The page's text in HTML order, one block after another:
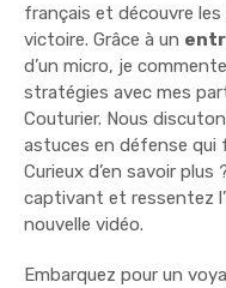
français et découvre
victoire. Grâce à un
d’un micro, je
stratégies avec mes
Couturier. Nous
astuces en défense qui
Curieux d’en savoir
captivant et ressentez
nouvelle vidéo.
Embarquez pour un